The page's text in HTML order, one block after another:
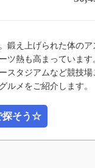
鍛え上げられた体のア
ツ熱も高まっています
スタジアムなど競技場
メをご紹介します。
探そう☆